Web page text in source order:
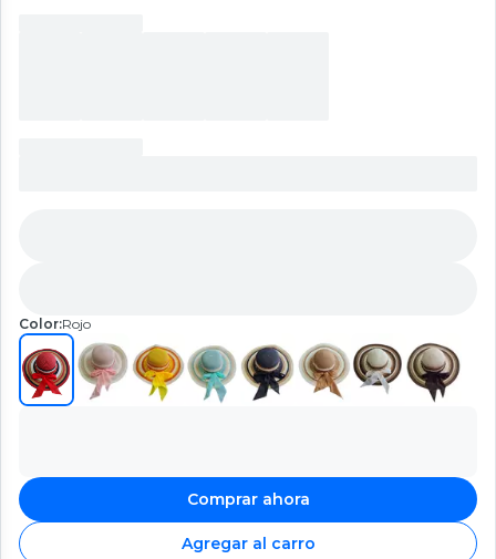
Color:Rojo
Comprar ahora
Agregar al carro